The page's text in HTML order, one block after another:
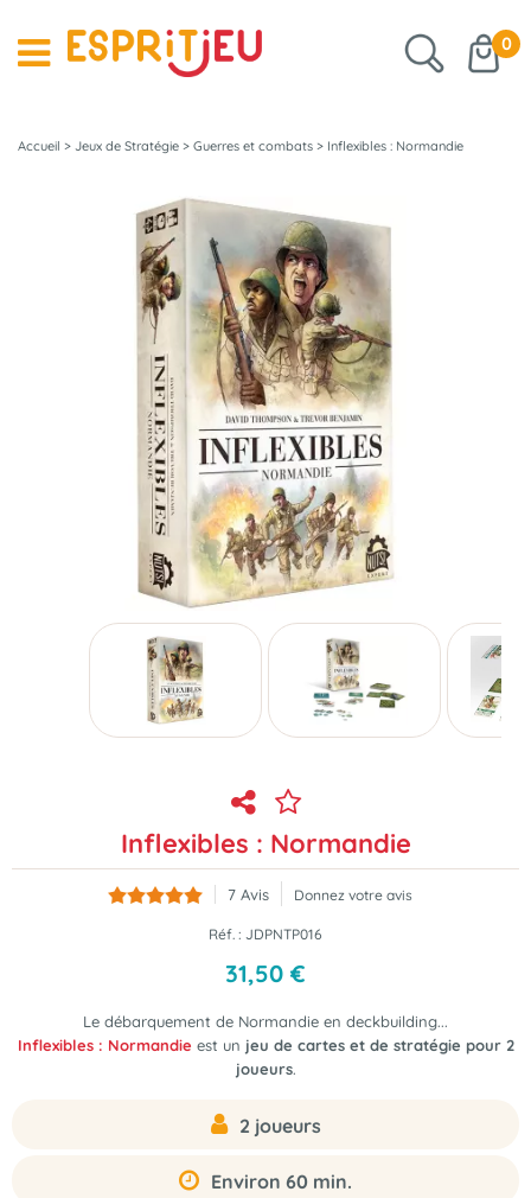
0
Accueil > Jeux de Stratégie > Guerres et combats > Inflexibles : Normandie
Inflexibles : Normandie
7 Avis Donnez votre avis
Réf. : JDPNTP016
31,50 €
Le débarquement de Normandie en deckbuilding...
Inflexibles : Normandie est un jeu de cartes et de stratégie pour 2
joueurs.
2 joueurs
Environ 60 min.